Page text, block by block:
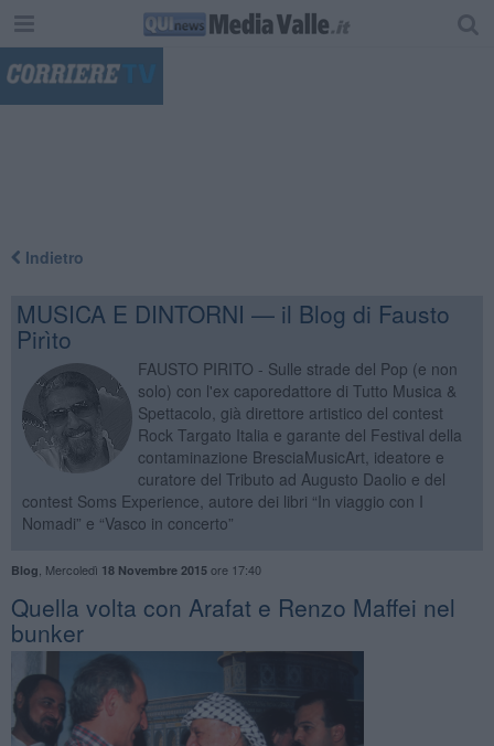
Indietro
MUSICA E DINTORNI — il Blog di Fausto
Pirìto
FAUSTO PIRITO - Sulle strade del Pop (e non
solo) con l'ex caporedattore di Tutto Musica &
Spettacolo, già direttore artistico del contest
Rock Targato Italia e garante del Festival della
contaminazione BresciaMusicArt, ideatore e
curatore del Tributo ad Augusto Daolio e del
contest Soms Experience, autore dei libri “In viaggio con I
Nomadi” e “Vasco in concerto”
Blog Mercoledì 18 Novembre 2015ore 17:40
​Quella volta con Arafat e Renzo Maffei nel
bunker